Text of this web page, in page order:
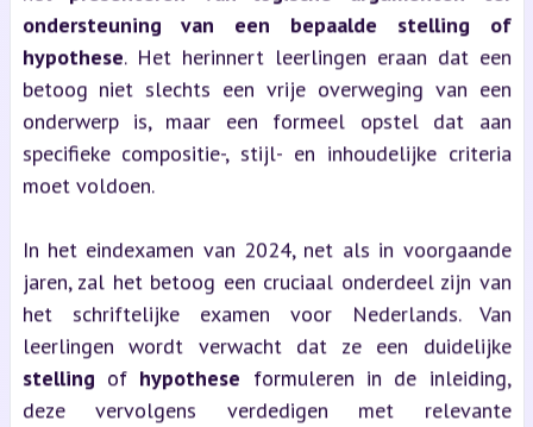
ondersteuning van een bepaalde stelling of
hypothese. Het herinnert leerlingen eraan dat een
betoog niet slechts een vrije overweging van een
onderwerp is, maar een formeel opstel dat aan
specifieke compositie-, stijl- en inhoudelijke criteria
moet voldoen.
In het eindexamen van 2024, net als in voorgaande
jaren, zal het betoog een cruciaal onderdeel zijn van
het schriftelijke examen voor Nederlands. Van
leerlingen wordt verwacht dat ze een duidelijke
stelling of hypothese formuleren in de inleiding,
deze vervolgens verdedigen met relevante